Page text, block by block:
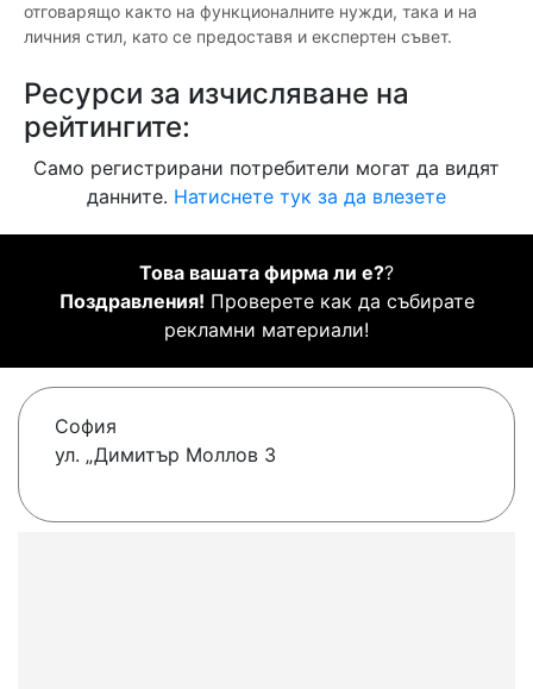
отговарящо както на функционалните нужди, така и на
личния стил, като се предоставя и експертен съвет.
Ресурси за изчисляване на
рейтингите:
Само регистрирани потребители могат да видят
данните. Натиснете тук за да влезете
Това вашата фирма ли е??
Поздравления! Проверете как да събирате
рекламни материали!
София
ул. „Димитър Моллов 3